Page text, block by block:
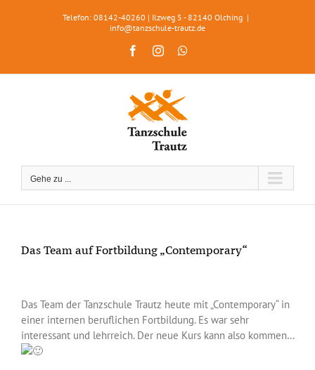
Telefon: 08142-40260 | Ilzweg 5 - 82140 Olching |
info@tanzschule-trautz.de
FacebookInstagram
Gehe zu ...
Das Team auf Fortbildung „Contemporary“
grösseres
Bild
Das Team der Tanzschule Trautz heute mit „Contemporary“ in
einer internen beruflichen Fortbildung. Es war sehr
interessant und lehrreich. Der neue Kurs kann also kommen…